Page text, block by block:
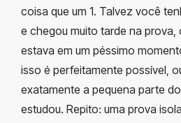
coisa que um 1. Talvez você
e chegou muito tarde na prova,
estava em um péssimo
isso é perfeitamente possível,
exatamente a pequena parte
estudou. Repito: uma prova